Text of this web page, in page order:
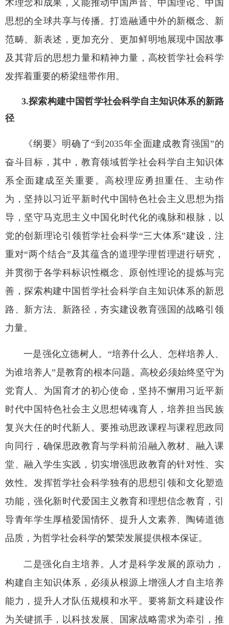
术理念和成果，又能推动中国声音、中国理论、中国
思想的全球共享与传播。打造融通中外的新概念、新
范畴、新表述，更加充分、更加鲜明地展现中国故事
及其背后的思想力量和精神力量，高校哲学社会科学
发挥着重要的桥梁纽带作用。
3.探索构建中国哲学社会科学自主知识体系的新路
径
《纲要》明确了“到2035年全面建成教育强国”的
奋斗目标，其中，教育领域哲学社会科学自主知识体
系全面建成至关重要。高校理应勇担重任、主动作
为，坚持以习近平新时代中国特色社会主义思想为指
导，坚守马克思主义中国化时代化的魂脉和根脉，以
党的创新理论引领哲学社会科学“三大体系”建设，注
重对“两个结合”及其蕴含的道理学理哲理进行研究，
并贯彻于各学科标识性概念、原创性理论的提炼与完
善，探索构建中国哲学社会科学自主知识体系的新思
路、新方法、新路径，夯实建设教育强国的战略引领
力量。
一是强化立德树人。“培养什么人、怎样培养人、
为谁培养人”是教育的根本问题。高校必须始终坚守为
党育人、为国育才的初心使命，坚持不懈用习近平新
时代中国特色社会主义思想铸魂育人，培养担当民族
复兴大任的时代新人。要推动思政课程与课程思政同
向同行，确保思政教育与学科前沿融入教材、融入课
堂、融入学生实践，切实增强思政教育的针对性、实
效性。发挥哲学社会科学独有的思想引领和文化塑造
功能，强化新时代爱国主义教育和理想信念教育，引
导青年学生厚植爱国情怀、提升人文素养、陶铸道德
品质，为哲学社会科学的繁荣发展提供根本保证。
二是强化自主培养。人才是科学发展的原动力，
构建自主知识体系，必须从根源上增强人才自主培养
能力，提升人才队伍规模和水平。要将新文科建设作
为关键抓手，以科技发展、国家战略需求为牵引，推